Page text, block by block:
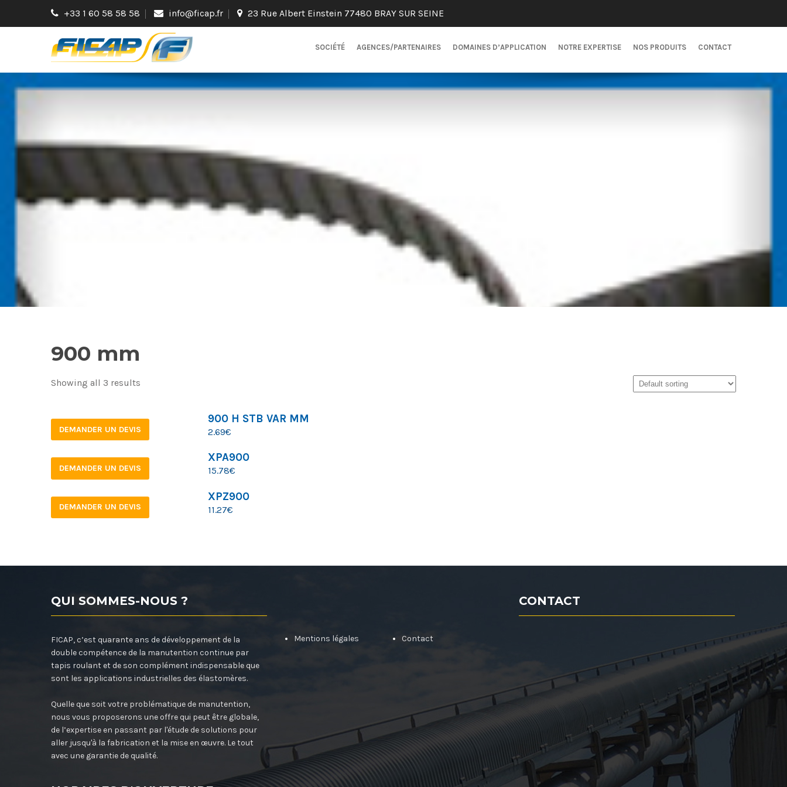
+33 1 60 58 58 58 info@ficap.fr 23 Rue Albert Einstein 77480 BRAY SUR SEINE
SOCIÉTÉ AGENCES/PARTENAIRES DOMAINES D’APPLICATION NOTRE EXPERTISE NOS PRODUITS CONTACT
900 mm
Showing all 3 results
DEMANDER UN DEVIS
900 H STB VAR MM
2.69€
DEMANDER UN DEVIS
XPA900
15.78€
DEMANDER UN DEVIS
XPZ900
11.27€
QUI SOMMES-NOUS ?
FICAP, c’est quarante ans de développement de la
double compétence de la manutention continue par
tapis roulant et de son complément indispensable que
sont les applications industrielles des élastomères.
Quelle que soit votre problématique de manutention,
nous vous proposerons une offre qui peut être globale,
de l’expertise en passant par l'étude de solutions pour
aller jusqu'à la fabrication et la mise en œuvre. Le tout
avec une garantie de qualité.
Mentions légales Contact
CONTACT